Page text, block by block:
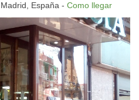
España - Como llegar